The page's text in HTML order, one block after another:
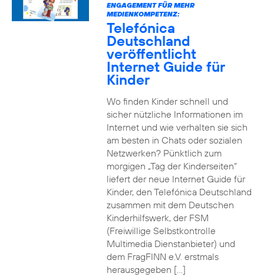
ENGAGEMENT FÜR MEHR
MEDIENKOMPETENZ:
Telefónica
Deutschland
veröffentlicht
Internet Guide für
Kinder
Wo finden Kinder schnell und
sicher nützliche Informationen im
Internet und wie verhalten sie sich
am besten in Chats oder sozialen
Netzwerken? Pünktlich zum
morgigen „Tag der Kinderseiten“
liefert der neue Internet Guide für
Kinder, den Telefónica Deutschland
zusammen mit dem Deutschen
Kinderhilfswerk, der FSM
(Freiwillige Selbstkontrolle
Multimedia Dienstanbieter) und
dem FragFINN e.V. erstmals
herausgegeben […]